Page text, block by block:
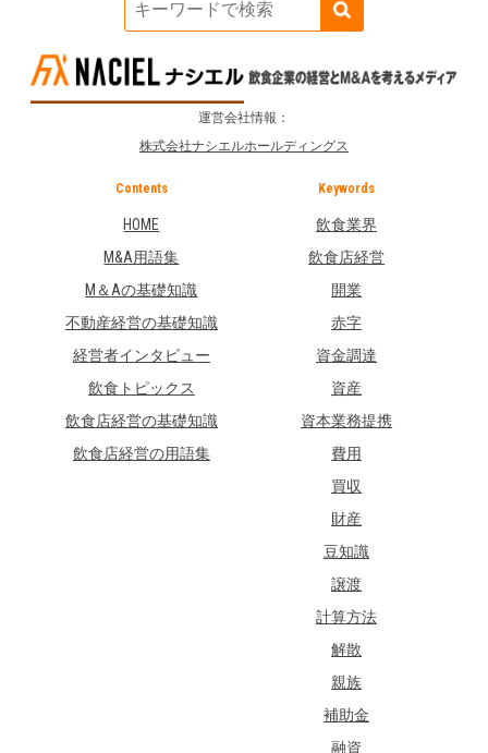
運営会社情報：
株式会社ナシエルホールディングス
Contents
HOME
M&A用語集
M＆Aの基礎知識
不動産経営の基礎知識
経営者インタビュー
飲食トピックス
飲食店経営の基礎知識
飲食店経営の用語集
Keywords
飲食業界
飲食店経営
開業
赤字
資金調達
資産
資本業務提携
費用
買収
財産
豆知識
譲渡
計算方法
解散
親族
補助金
融資